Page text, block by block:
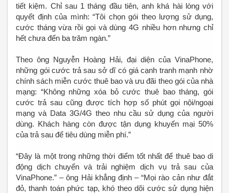
tiết kiệm. Chỉ sau 1 tháng đầu tiên, anh khá hài lòng với
quyết định của mình: “Tôi chọn gói theo lượng sử dụng,
cước tháng vừa rồi gọi và dùng 4G nhiều hơn nhưng chỉ
hết chưa đến ba trăm ngàn.”
Theo ông Nguyễn Hoàng Hải, đại diện của VinaPhone,
những gói cước trả sau sở dĩ có giá cạnh tranh mạnh nhờ
chính sách miễn cước thuê bao và ưu đãi theo gói của nhà
mạng: “Không những xóa bỏ cước thuê bao tháng, gói
cước trả sau cũng được tích hợp số phút gọi nội/ngoại
mạng và Data 3G/4G theo nhu cầu sử dụng của người
dùng. Khách hàng còn được tận dụng khuyến mại 50%
của trả sau để tiêu dùng miễn phí.”
“Đây là một trong những thời điểm tốt nhất để thuê bao di
động dịch chuyển và trải nghiệm dịch vụ trả sau của
VinaPhone.” – ông Hải khẳng định – “Mọi rào cản như đắt
đỏ, thanh toán phức tạp, khó theo dõi cước sử dụng hiện